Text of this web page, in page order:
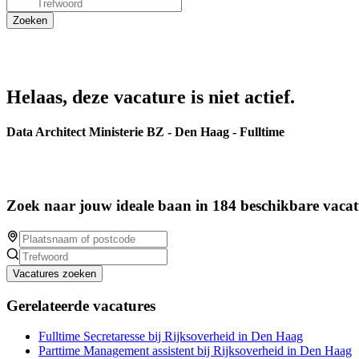
Helaas, deze vacature is niet actief.
Data Architect Ministerie BZ - Den Haag - Fulltime
Zoek naar jouw ideale baan in 184 beschikbare
Vacatures zoeken
Gerelateerde vacatures
Fulltime Secretaresse bij Rijksoverheid in Den Haag
Parttime Management assistent bij Rijksoverheid in Den Haag